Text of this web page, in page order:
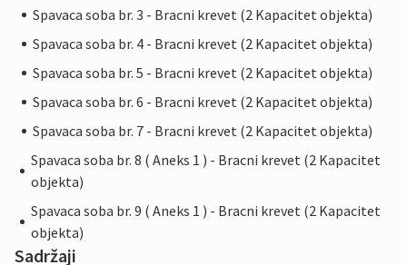
Spavaca soba br. 3 - Bracni krevet (2 Kapacitet objekta)
Spavaca soba br. 4 - Bracni krevet (2 Kapacitet objekta)
Spavaca soba br. 5 - Bracni krevet (2 Kapacitet objekta)
Spavaca soba br. 6 - Bracni krevet (2 Kapacitet objekta)
Spavaca soba br. 7 - Bracni krevet (2 Kapacitet objekta)
Spavaca soba br. 8 ( Aneks 1 ) - Bracni krevet (2 Kapacitet
objekta)
Spavaca soba br. 9 ( Aneks 1 ) - Bracni krevet (2 Kapacitet
objekta)
Sadržaji